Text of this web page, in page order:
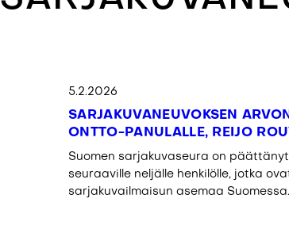
5.2.2026
SARJAKUVANEUVOKSEN
ONTTO-PANULALLE, REIJO
Suomen sarjakuvaseura on
seuraaville neljälle henkilölle, jotka
sarjakuvailmaisun asemaa